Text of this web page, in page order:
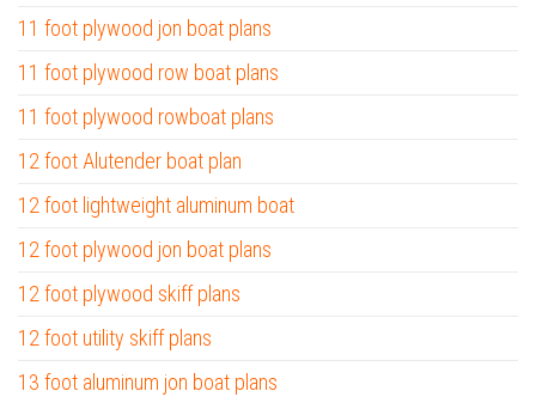
11 foot plywood jon boat plans
11 foot plywood row boat plans
11 foot plywood rowboat plans
12 foot Alutender boat plan
12 foot lightweight aluminum boat
12 foot plywood jon boat plans
12 foot plywood skiff plans
12 foot utility skiff plans
13 foot aluminum jon boat plans